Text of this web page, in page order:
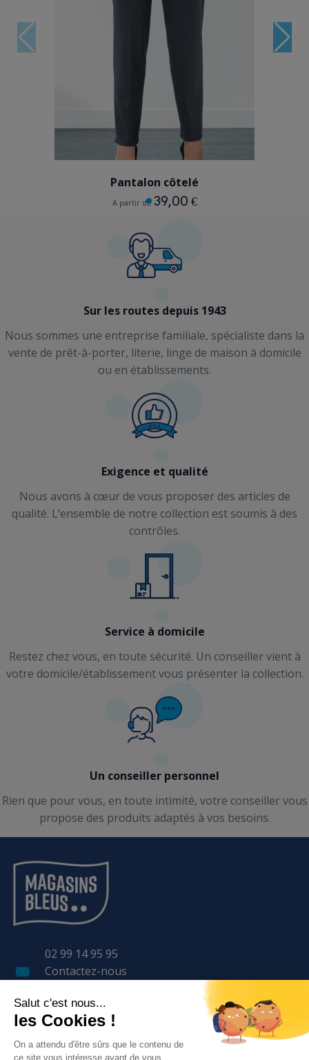
Pantalon côtelé
A partir de 39,00 €
Sur les routes depuis 1943
Nous sommes une entreprise familiale, spécialiste dans la
vente de prêt-à-porter, literie, linge de maison à domicile
ou en établissements.
Exigence et qualité
Nous avons à cœur de vous proposer des articles de
qualité. L’ensemble de notre collection est soumis à des
contrôles.
Service à domicile
Restez chez vous, en toute sécurité. Un conseiller vient à
votre domicile/établissement vous présenter la collection.
Un conseiller personnel
Rien que pour vous, en toute intimité, votre conseiller vous
propose des produits adaptés à vos besoins.
LE GROUPE
02 99 14 95 95
Contactez-nous
BP 57 401
35 170 BRUZ